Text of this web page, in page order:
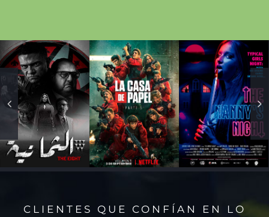
Eight
La Casa
de Papel:
Parte 5
The
Nanny’s
Night
CLIENTES QUE CONFÍAN EN LO